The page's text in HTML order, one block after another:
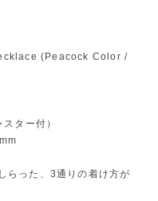
(Peacock Color /
ター付）
らった、3通りの着け方が